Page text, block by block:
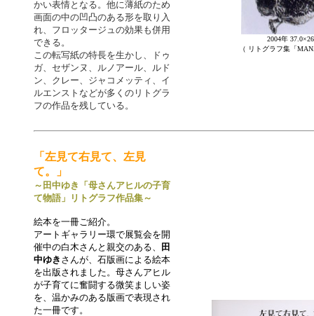
かい表情となる。他に薄紙のため
画面の中の凹凸のある形を取り入
れ、フロッタージュの効果も併用
できる。
この転写紙の特長を生かし、ドゥ
ガ、セザンヌ、ルノアール、ルド
ン、クレー、ジャコメッティ、イ
ルエンストなどが多くのリトグラ
フの作品を残している。
2004年
（ リトグラフ集「
「左見て右見て、左見
て。」
～田中ゆき「母さんアヒルの子育
て物語」リトグラフ作品集～
絵本を一冊ご紹介。
アートギャラリー環で展覧会を開
催中の白木さんと親交のある、
田
中ゆき さんが、石版画による絵本
を出版されました。母さんアヒル
が子育てに奮闘する微笑ましい姿
を、温かみのある版画で表現され
た一冊です。